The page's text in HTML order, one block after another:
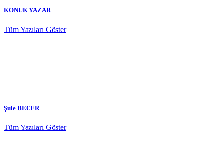
KONUK YAZAR
Tüm Yazıları Göster
Şule BECER
Tüm Yazıları Göster